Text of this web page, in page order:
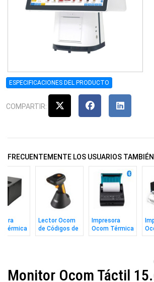
ESPECIFICACIONES DEL PRODUCTO
COMPARTIR:
FRECUENTEMENTE LOS USUARIOS
Térmica
Lector Ocom
de Códigos de
Barras
Impresora
Ocom Térmica
de Recibos
de
Monitor Ocom Táctil